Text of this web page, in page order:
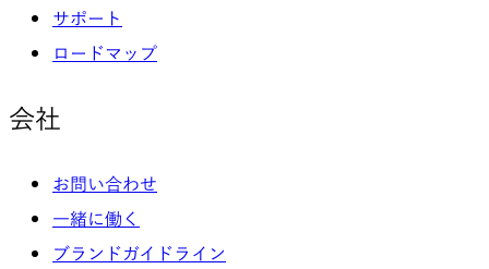
サポート
ロードマップ
会社
お問い合わせ
一緒に働く
ブランドガイドライン